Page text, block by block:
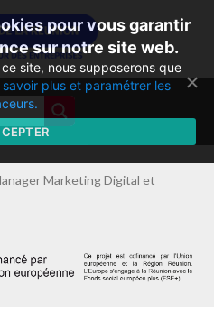
Marketing Digital et
pour vous garantir
sur notre site web.
site, nous supposerons que
savoir plus et paramétrer les